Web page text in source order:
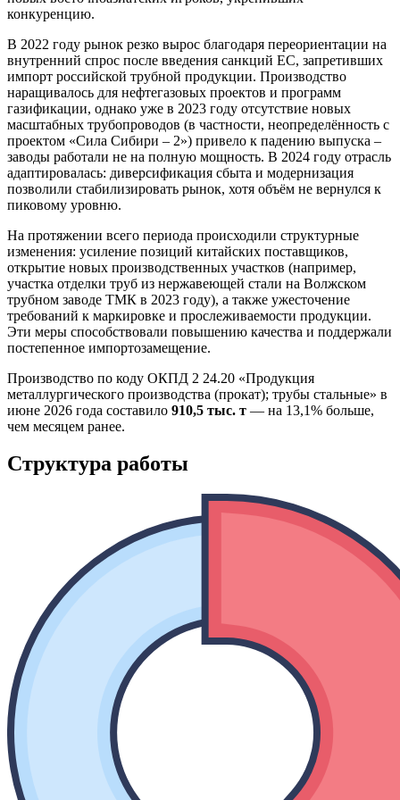
конкуренцию.
В 2022 году рынок резко вырос благодаря переориентации на
внутренний спрос после введения санкций ЕС, запретивших
импорт российской трубной продукции. Производство
наращивалось для нефтегазовых проектов и программ
газификации, однако уже в 2023 году отсутствие новых
масштабных трубопроводов (в частности, неопределённость с
проектом «Сила Сибири – 2») привело к падению выпуска –
заводы работали не на полную мощность. В 2024 году отрасль
адаптировалась: диверсификация сбыта и модернизация
позволили стабилизировать рынок, хотя объём не вернулся к
пиковому уровню.
На протяжении всего периода происходили структурные
изменения: усиление позиций китайских поставщиков,
открытие новых производственных участков (например,
участка отделки труб из нержавеющей стали на Волжском
трубном заводе ТМК в 2023 году), а также ужесточение
требований к маркировке и прослеживаемости продукции.
Эти меры способствовали повышению качества и поддержали
постепенное импортозамещение.
Производство по коду ОКПД 2 24.20 «Продукция
металлургического производства (прокат); трубы стальные» в
июне 2026 года составило 910,5 тыс. т — на 13,1% больше,
чем месяцем ранее.
Структура работы